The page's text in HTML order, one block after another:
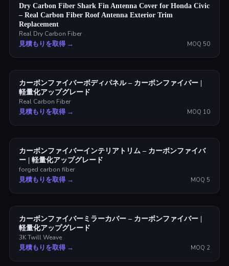
Dry Carbon Fiber Shark Fin Antenna Cover for Honda Civic
– Real Carbon Fiber Roof Antenna Exterior Trim
Replacement
Real Dry Carbon Fiber
見積もりを取得→ MOQ 50
カーボンファイバーボディパネル – カーボンファイバー |
軽量化アップグレード
Real Carbon Fiber
見積もりを取得→ MOQ 10
カーボンファイバーインテリアトリム – カーボンファイバ
ー | 軽量化アップグレード
forged carbon fiber
見積もりを取得→ MOQ 5
カーボンファイバーミラーカバー – カーボンファイバー |
軽量化アップグレード
3K Twill Weave
見積もりを取得→ MOQ 2